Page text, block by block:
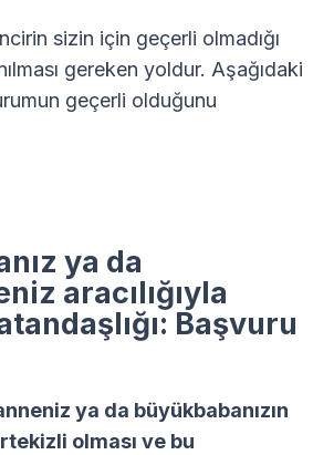
sizin için geçerli olmadığı
gereken yoldur. Aşağıdaki
geçerli olduğunu
ya da
aracılığıyla
Başvuru
ya da büyükbabanızın
olması ve bu